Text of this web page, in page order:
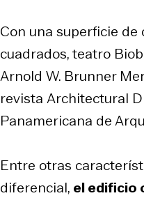
Con una superficie
cuadrados, teatro
Arnold W. Brunner
revista Architectural
Panamericana de
Entre otras
diferencial, el edificio